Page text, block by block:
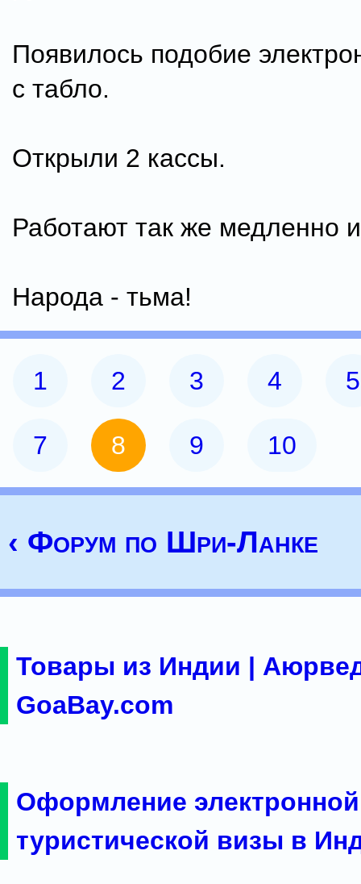
Появилось подобие
с табло.
Открыли 2 кассы.
Работают так же медленно
Народа - тьма!
1 2 3 4 5
7 8 9 10
‹ Форум по Шри-Ланке
Товары из Индии |
GoaBay.com
Оформление электронной
туристической визы в